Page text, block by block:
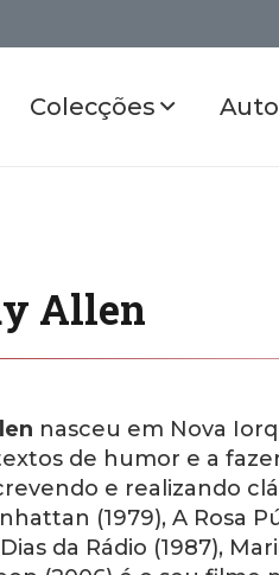
Colecções
Allen
nasceu em Nova
de humor e a
e realizando
(1979), A Rosa
Dias da Rádio (1987),